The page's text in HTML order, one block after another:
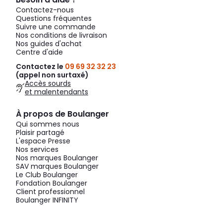
Contactez-nous
Questions fréquentes
Suivre une commande
Nos conditions de livraison
Nos guides d'achat
Centre d'aide
Contactez le 09 69 32 32 23
(appel non surtaxé)
Accès sourds
et malentendants
À propos de Boulanger
Qui sommes nous
Plaisir partagé
L'espace Presse
Nos services
Nos marques Boulanger
SAV marques Boulanger
Le Club Boulanger
Fondation Boulanger
Client professionnel
Boulanger INFINITY